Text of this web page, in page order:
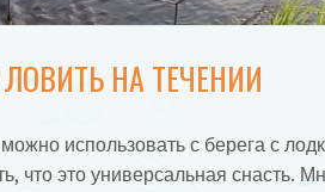
НА ТЕЧЕНИИ
использовать с берега с
что это универсальная снасть.